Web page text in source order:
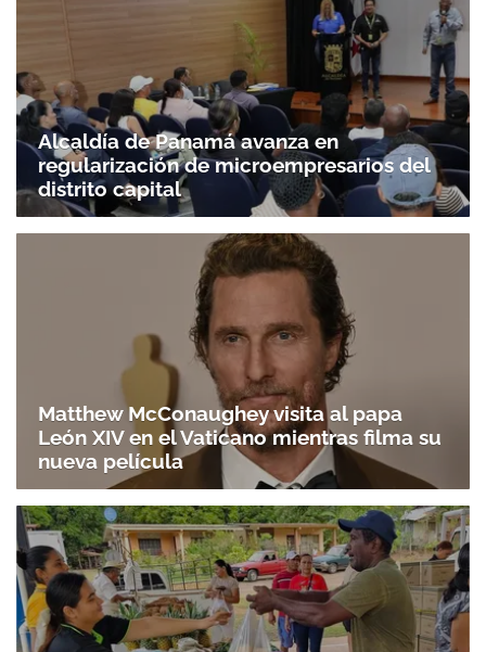
Gracias por suscribirte a nuestro boletín.
ACEPTAR
Alcaldía de Panamá avanza en
regularización de microempresarios del
distrito capital
Matthew McConaughey visita al papa
León XIV en el Vaticano mientras filma su
nueva película